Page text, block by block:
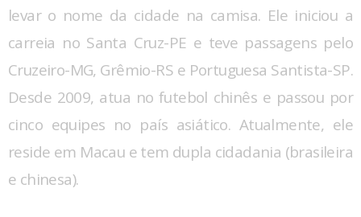
levar o nome da cidade na camisa. Ele iniciou a
carreia no Santa Cruz-PE e teve passagens pelo
Cruzeiro-MG, Grêmio-RS e Portuguesa Santista-SP.
Desde 2009, atua no futebol chinês e passou por
cinco equipes no país asiático. Atualmente, ele
reside em Macau e tem dupla cidadania (brasileira
e chinesa).